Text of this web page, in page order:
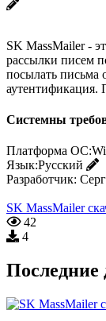
SK MassMailer -
рассылки писем
посылать письма
аутентификация.
Системны
Платформа ОС:
Язык:Русский
Разработчик:
SK MassMailer
42
4
Последние